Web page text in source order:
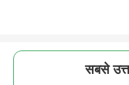
सबसे